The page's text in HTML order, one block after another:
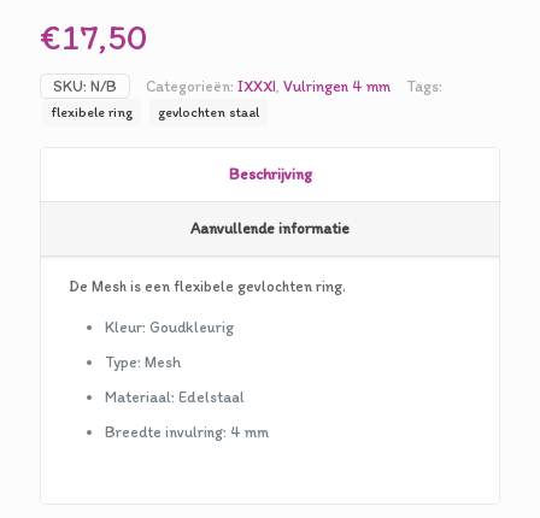
€17,50
SKU: N/B Categorieën: IXXXI, Vulringen 4 mm Tags:
flexibele ring gevlochten staal
Beschrijving
Aanvullende informatie
De Mesh is een flexibele gevlochten ring.
Kleur: Goudkleurig
Type: Mesh
Materiaal: Edelstaal
Breedte invulring: 4 mm